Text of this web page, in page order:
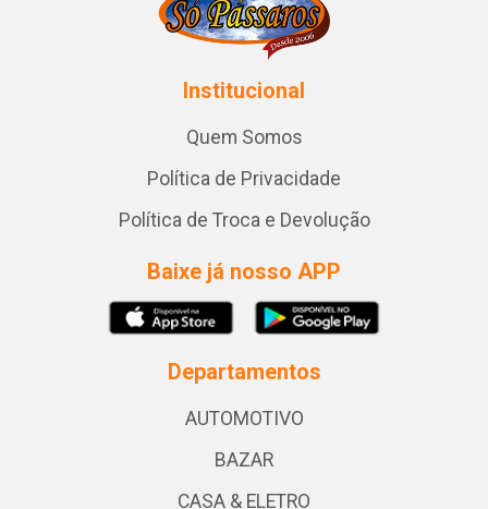
Institucional
Quem Somos
Política de Privacidade
Política de Troca e Devolução
Baixe já nosso APP
Departamentos
AUTOMOTIVO
BAZAR
CASA & ELETRO